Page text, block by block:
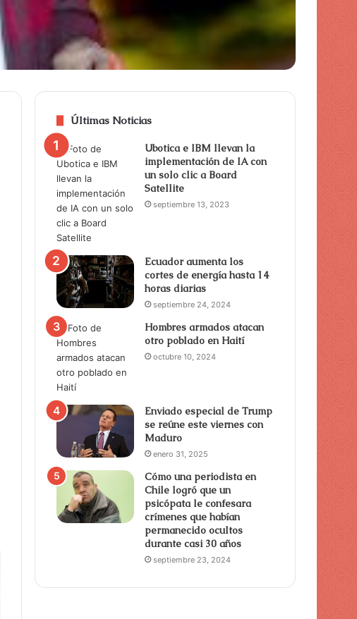
Últimas Noticias
Ubotica e IBM llevan la
implementación de IA con
un solo clic a Board
Satellite
septiembre 13, 2023
Ecuador aumenta los
cortes de energía hasta 14
horas diarias
septiembre 24, 2024
Hombres armados atacan
otro poblado en Haití
octubre 10, 2024
Enviado especial de Trump
se reúne este viernes con
Maduro
enero 31, 2025
Cómo una periodista en
Chile logró que un
psicópata le confesara
crímenes que habían
permanecido ocultos
durante casi 30 años
septiembre 23, 2024